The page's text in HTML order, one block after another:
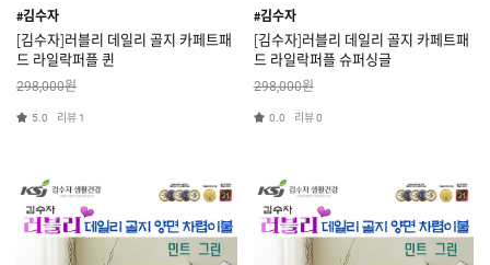
#김수자
[김수자]러블리 데일리 골지 카페트패
드 라일락퍼플 퀸
298,000원
5.0 리뷰 1
#김수자
[김수자]러블리 데일리 골지 카페트패
드 라일락퍼플 슈퍼싱글
298,000원
0.0 리뷰0